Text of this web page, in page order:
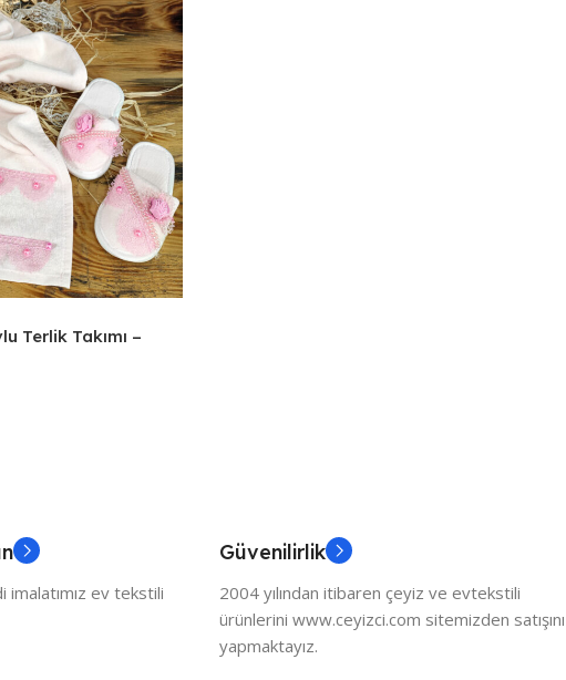
Terlik Takımı –
ev tekstili
Güvenilirlik
2004 yılından itibaren çeyiz ve evtekstili
ürünlerini www.ceyizci.com sitemizden satışını
yapmaktayız.